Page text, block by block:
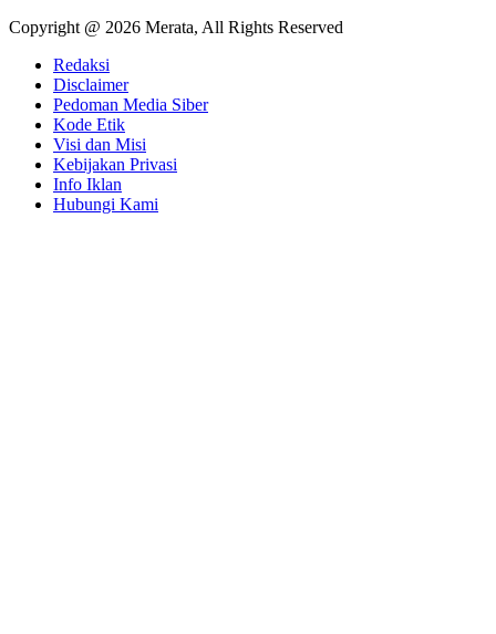
Copyright @ 2026 Merata, All Rights Reserved
Redaksi
Disclaimer
Pedoman Media Siber
Kode Etik
Visi dan Misi
Kebijakan Privasi
Info Iklan
Hubungi Kami